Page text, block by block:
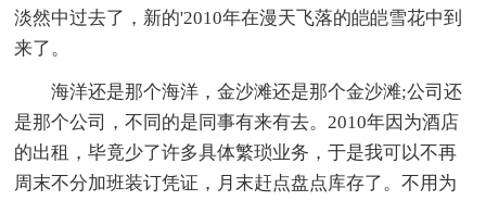
淡然中过去了，新的'2010年在漫天飞落的皑皑雪花中到
来了。
海洋还是那个海洋，金沙滩还是那个金沙滩;公司还
是那个公司，不同的是同事有来有去。2010年因为酒店
的出租，毕竟少了许多具体繁琐业务，于是我可以不再
周末不分加班装订凭证，月末赶点盘点库存了。不用为